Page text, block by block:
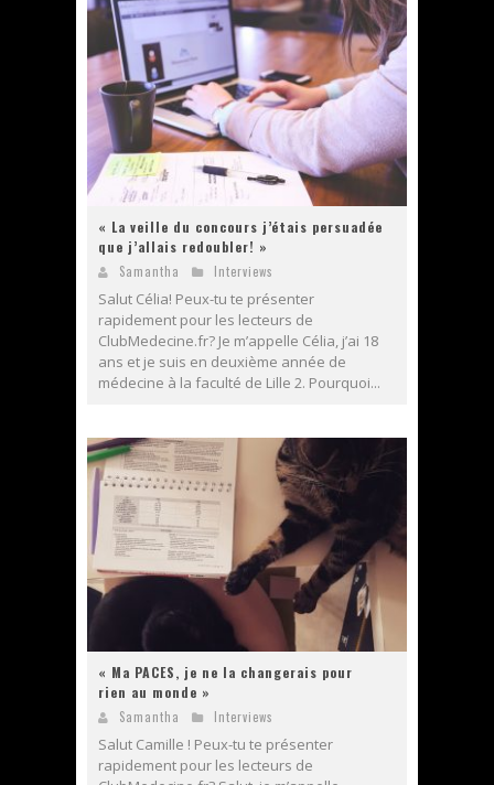
« La veille du concours j’étais persuadée
que j’allais redoubler! »
Samantha Interviews
Salut Célia! Peux-tu te présenter
rapidement pour les lecteurs de
ClubMedecine.fr? Je m’appelle Célia, j’ai 18
ans et je suis en deuxième année de
médecine à la faculté de Lille 2. Pourquoi...
« Ma PACES, je ne la changerais pour
rien au monde »
Samantha Interviews
Salut Camille ! Peux-tu te présenter
rapidement pour les lecteurs de